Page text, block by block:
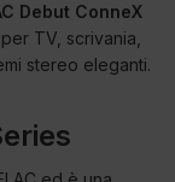
Debut ConneX
TV, scrivania,
stereo eleganti.